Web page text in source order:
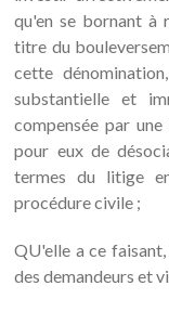
qu'en se bornant à
titre du
cette
substantielle et
compensée par
pour eux de
termes du litige
procédure civile ;
QU'elle a ce
des demandeurs et